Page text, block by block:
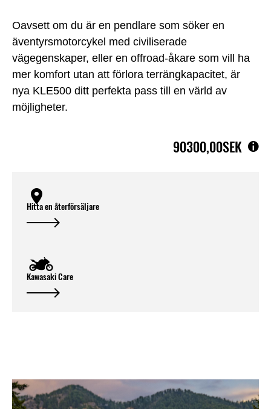
Oavsett om du är en pendlare som söker en
äventyrsmotorcykel med civiliserade
vägegenskaper, eller en offroad-åkare som vill ha
mer komfort utan att förlora terrängkapacitet, är
nya KLE500 ditt perfekta pass till en värld av
möjligheter.
90300,00SEK
Hitta en återförsäljare
Kawasaki Care